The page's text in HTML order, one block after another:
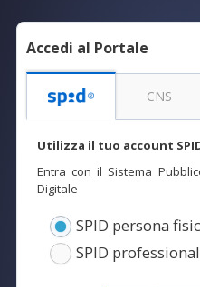
Accedi al Portale
CNS
Utilizza il tuo account
Entra con il Sistema
Digitale
SPID persona
SPID